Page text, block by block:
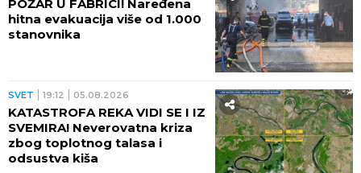
POŽAR U FABRICI! Naređena
hitna evakuacija više od 1.000
stanovnika
SVET 19:12 05.08.2026
KATASTROFA REKA VIDI SE I IZ
SVEMIRA! Neverovatna kriza
zbog toplotnog talasa i
odsustva kiša